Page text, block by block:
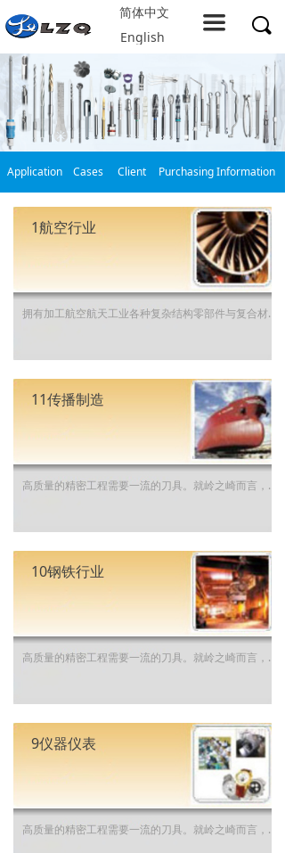
English
끠
끀
Home
About LZQ
Products
service support
Solution
Company resources
Contact us
简体中文
1航空行业
拥有加工航空航天工业各种复杂结构零部件与复合材料的综合解决方案，岭之崎是航空航天行业领先的行业伙伴。
11传播制造
高质量的精密工程需要一流的刀具。就岭之崎而言，我们了解船舶行业的各种特殊挑战，而我们的专业经验能够使您的生产在这个竞争激烈的细分市场中保持领先优势。 发现岭之崎的船舶加工解决方案。
10钢铁行业
高质量的精密工程需要一流的刀具。就岭之崎而言，我们了解钢铁行业的各种特殊挑战，而我们的专业经验能够使您的生产在这个竞争激烈的细分市场中保持领先优势。 发现岭之崎的钢铁加工解决方案。
9仪器仪表
高质量的精密工程需要一流的刀具。就岭之崎而言，我们了解仪器仪表行业的各种特殊挑战，而我们的专业经验能够使您的生产在这个竞争激烈的细分市场中保持领先优势。 发现岭之崎的仪器仪表加工解决方案。
Purchasing Information
Client
Application Cases